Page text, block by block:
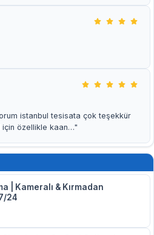
istanbul tesisata çok teşekkür
özellikle kaan…"
| Kameralı & Kırmadan
24